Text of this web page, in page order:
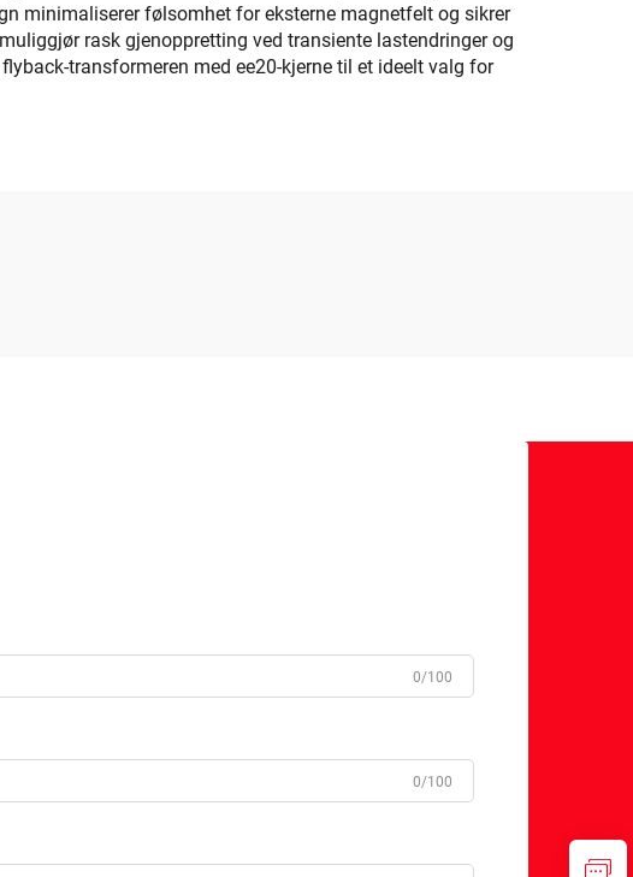
minimaliserer følsomhet for eksterne magnetfelt og sikrer
rask gjenoppretting ved transiente lastendringer og
transformeren med ee20-kjerne til et ideelt valg for
0/100
0/100